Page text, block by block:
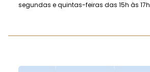
segundas e quintas-feiras das 15h às 17h